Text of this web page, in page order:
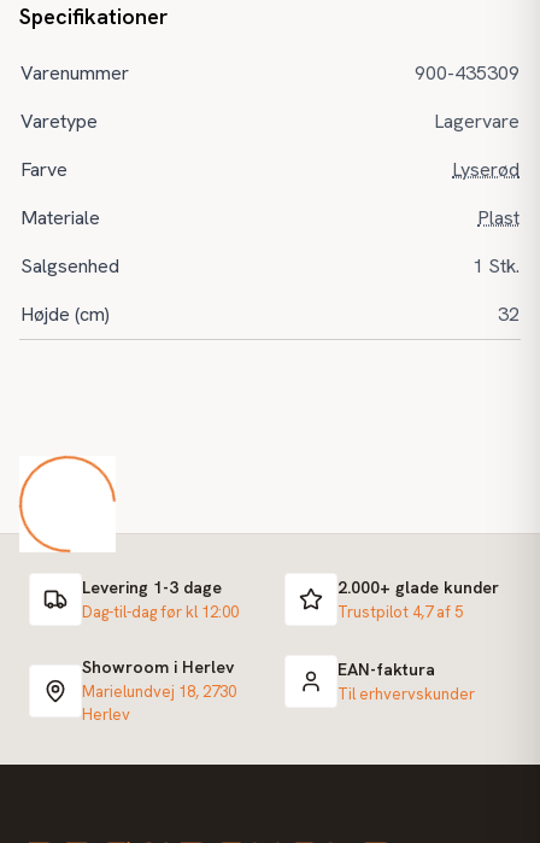
Specifikationer
Varenummer
900-435309
Varetype
Lagervare
Farve
Lyserød
Materiale
Plast
Salgsenhed
1 Stk.
Højde (cm)
32
Levering 1-3 dage
Dag-til-dag før kl 12:00
2.000+ glade kunder
Trustpilot 4,7 af 5
Showroom i Herlev
Marielundvej 18, 2730
Herlev
EAN-faktura
Til erhvervskunder